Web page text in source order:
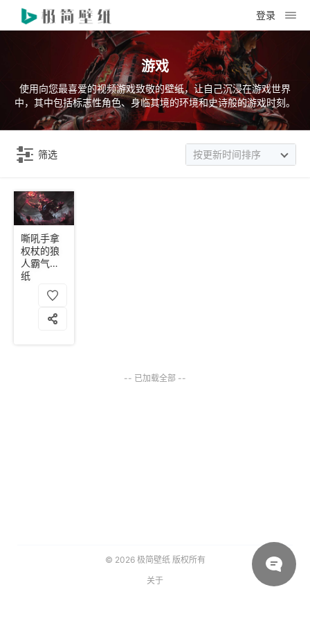
登录
游戏
使用向您最喜爱的视频游戏致敬的壁纸，让自己沉浸在游戏世界
中，其中包括标志性角色、身临其境的环境和史诗般的游戏时刻。
筛选 按更新时间排序
嘶吼手拿
权杖的狼
人霸气壁
纸
-- 已加载全部 --
© 2026 极简壁纸版权所有
关于